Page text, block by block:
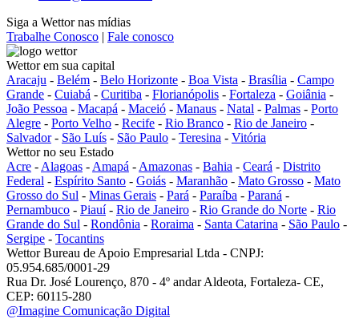
Siga a Wettor nas mídias
Trabalhe Conosco | Fale conosco
Wettor em sua capital
Aracaju - Belém - Belo Horizonte - Boa Vista - Brasília - Campo
Grande - Cuiabá - Curitiba - Florianópolis - Fortaleza - Goiânia -
João Pessoa - Macapá - Maceió - Manaus - Natal - Palmas - Porto
Alegre - Porto Velho - Recife - Rio Branco - Rio de Janeiro -
Salvador- São Luís - São Paulo - Teresina - Vitória
Wettor no seu Estado
Acre - Alagoas - Amapá - Amazonas - Bahia - Ceará - Distrito
Federal - Espírito Santo - Goiás - Maranhão - Mato Grosso - Mato
Grosso do Sul - Minas Gerais - Pará - Paraíba - Paraná -
Pernambuco - Piauí- Rio de Janeiro - Rio Grande do Norte - Rio
Grande do Sul - Rondônia - Roraima - Santa Catarina - São Paulo -
Sergipe - Tocantins
Wettor Bureau de Apoio Empresarial Ltda - CNPJ:
05.954.685/0001-29
Rua Dr. José Lourenço, 870 - 4º andar Aldeota, Fortaleza- CE,
CEP: 60115-280
@Imagine Comunicação Digital